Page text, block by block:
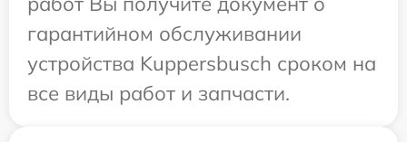
гарантийном обслуживании
устройства Kuppersbusch сроком на
все виды работ и запчасти.